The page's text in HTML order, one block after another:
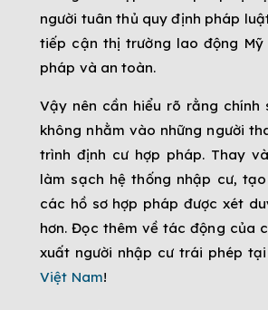
người tuân thủ quy định pháp
tiếp cận thị trường lao động Mỹ
pháp và an toàn.
Vậy nên cần hiểu rõ rằng chính
không nhằm vào những người
trình định cư hợp pháp. Thay
làm sạch hệ thống nhập cư,
các hồ sơ hợp pháp được xét
hơn. Đọc thêm về tác động của
xuất người nhập cư trái phép tại
Việt Nam!